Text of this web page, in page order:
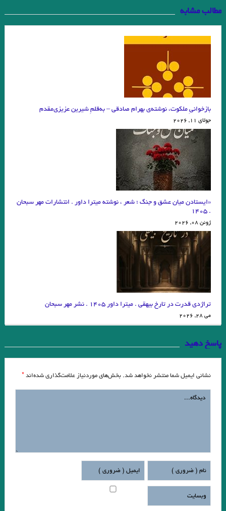
مطالب مشابه
بازخوانیِ ملکوت، نوشته‌ی بهرام صادقی – به‌قلمِ شیرین عزیزی‌مقدم
جولای 11, 2026
«ایستادن میان عشق و جنگ ؛ شعر ، نوشته میترا داور . انتشارات مهر سبحان
. ۱۴۰۵
ژوئن 08, 2026
تراژدی قدرت در تارخ بیهقی . میترا داور ۱۴۰۵ . نشر مهر سبحان
می 28, 2026
پاسخ دهید
نشانی ایمیل شما منتشر نخواهد شد. بخش‌های موردنیاز علامت‌گذاری شده‌اند *